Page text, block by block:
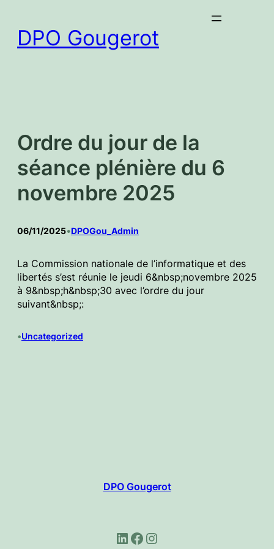
contenu
DPO Gougerot
Ordre du jour de la
séance plénière du 6
novembre 2025
06/11/2025•DPOGou_Admin
La Commission nationale de l’informatique et des
libertés s’est réunie le jeudi 6&nbsp;novembre 2025
à 9&nbsp;h&nbsp;30 avec l’ordre du jour
suivant&nbsp;:
•Uncategorized
DPO Gougerot
LinkedIn Facebook Instagram